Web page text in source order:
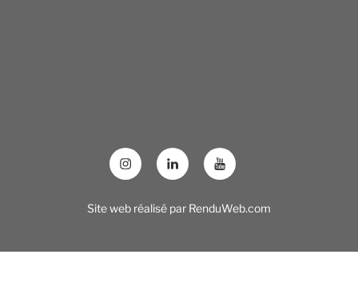
Site web réalisé par RenduWeb.com